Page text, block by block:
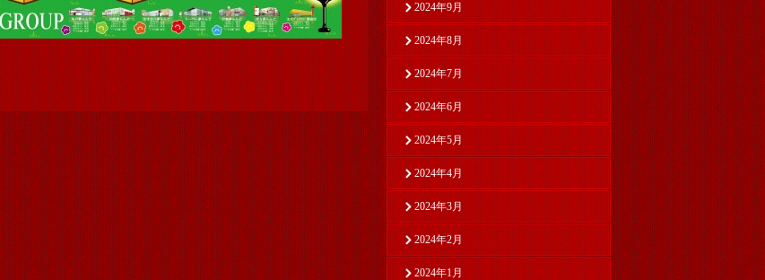
2024年9月
2024年8月
2024年7月
2024年6月
2024年5月
2024年4月
2024年3月
2024年2月
2024年1月